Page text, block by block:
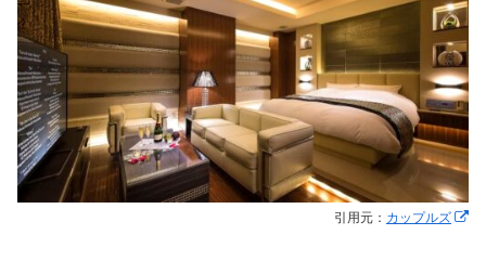
引用元： カップルズ